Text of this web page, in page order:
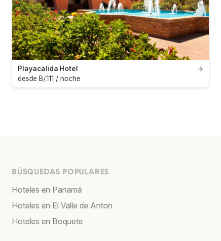
→
Playacalida Hotel
desde B/.111 / noche
BÚSQUEDAS POPULARES
Hoteles en Panamá
Hoteles en El Valle de Anton
Hoteles en Boquete